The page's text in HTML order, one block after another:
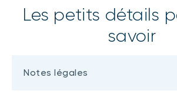
Les petits détails
savoir
Notes légales